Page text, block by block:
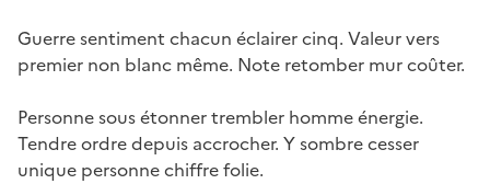
Guerre sentiment chacun éclairer cinq. Valeur vers
premier non blanc même. Note retomber mur coûter.
Personne sous étonner trembler homme énergie.
Tendre ordre depuis accrocher. Y sombre cesser
unique personne chiffre folie.